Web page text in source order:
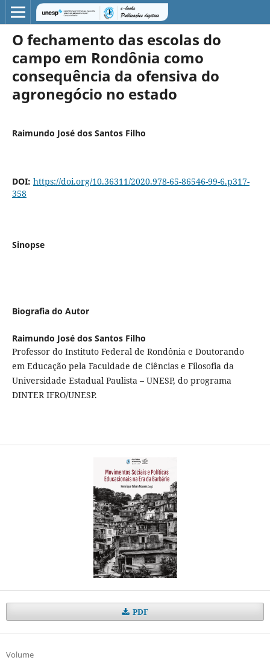
O fechamento das escolas do
campo em Rondônia como
consequência da ofensiva do
agronegócio no estado
Raimundo José dos Santos Filho
DOI: https://doi.org/10.36311/2020.978-65-86546-99-6.p317-
358
Sinopse
Biografia do Autor
Raimundo José dos Santos Filho
Professor do Instituto Federal de Rondônia e Doutorando
em Educação pela Faculdade de Ciências e Filosofia da
Universidade Estadual Paulista – UNESP, do programa
DINTER IFRO/UNESP.
PDF
Volume